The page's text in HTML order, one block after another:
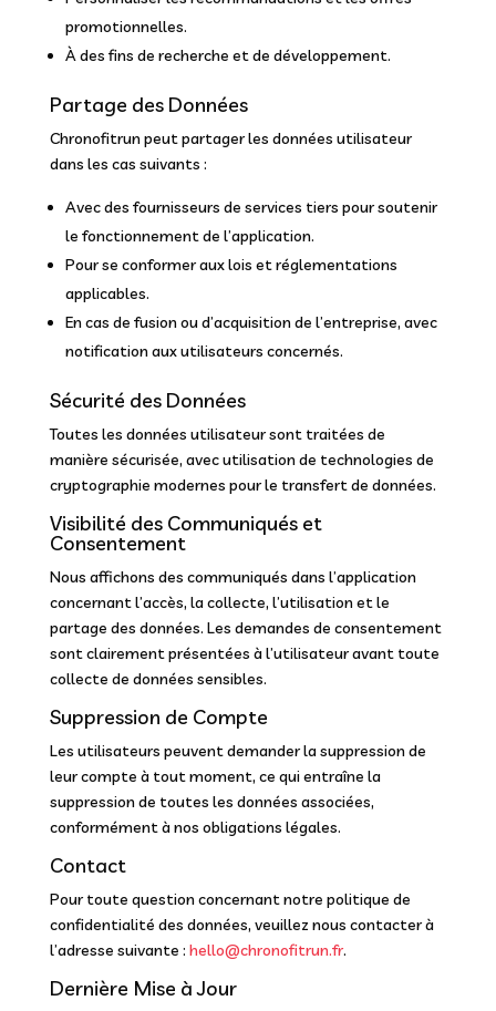
promotionnelles.
À des fins de recherche et de développement.
Partage des Données
Chronofitrun peut partager les données utilisateur
dans les cas suivants :
Avec des fournisseurs de services tiers pour soutenir
le fonctionnement de l’application.
Pour se conformer aux lois et réglementations
applicables.
En cas de fusion ou d’acquisition de l’entreprise, avec
notification aux utilisateurs concernés.
Sécurité des Données
Toutes les données utilisateur sont traitées de
manière sécurisée, avec utilisation de technologies de
cryptographie modernes pour le transfert de données.
Visibilité des Communiqués et
Consentement
Nous affichons des communiqués dans l’application
concernant l’accès, la collecte, l’utilisation et le
partage des données. Les demandes de consentement
sont clairement présentées à l’utilisateur avant toute
collecte de données sensibles.
Suppression de Compte
Les utilisateurs peuvent demander la suppression de
leur compte à tout moment, ce qui entraîne la
suppression de toutes les données associées,
conformément à nos obligations légales.
Contact
Pour toute question concernant notre politique de
confidentialité des données, veuillez nous contacter à
l’adresse suivante : hello@chronofitrun.fr.
Dernière Mise à Jour